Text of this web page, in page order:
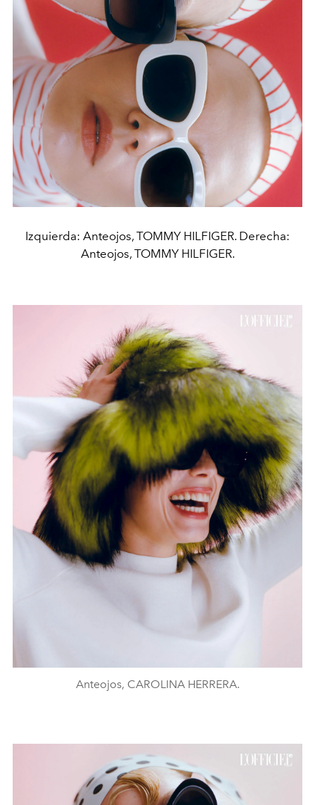
Izquierda: Anteojos, TOMMY HILFIGER. Derecha:
Anteojos, TOMMY HILFIGER.
Anteojos, CAROLINA HERRERA.